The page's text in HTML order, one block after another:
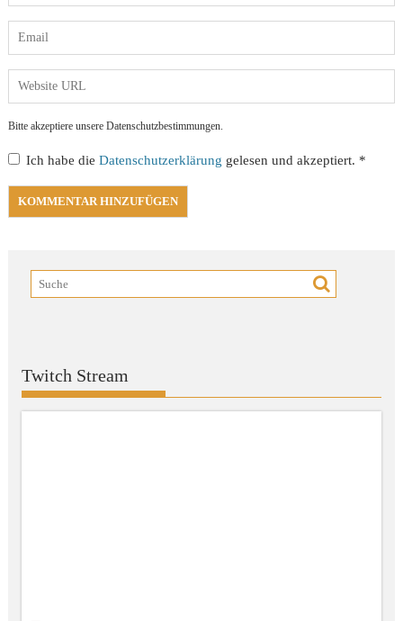
Bitte akzeptiere unsere Datenschutzbestimmungen.
Ich habe dieDatenschutzerklärung gelesen und akzeptiert. *
Twitch Stream